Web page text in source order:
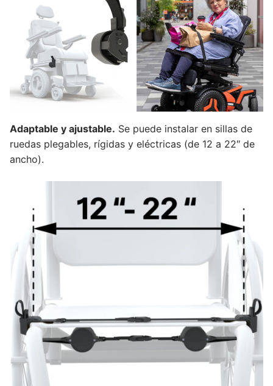
Adaptable y ajustable. Se puede instalar en sillas de
ruedas plegables, rígidas y eléctricas (de 12 a 22″ de
ancho).